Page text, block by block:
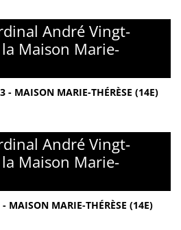
André Vingt-
Maison Marie-
- MAISON MARIE-THÉRÈSE (14E)
André Vingt-
Maison Marie-
MAISON MARIE-THÉRÈSE (14E)